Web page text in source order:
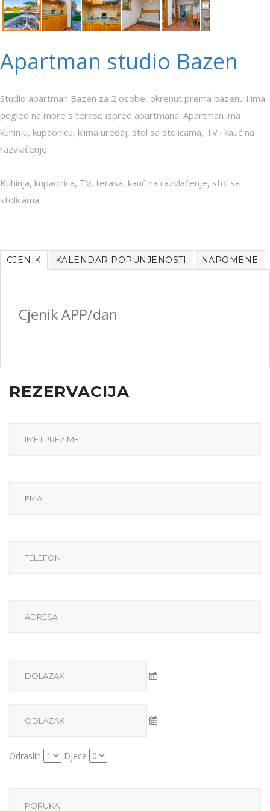
Apartman studio Bazen
Studio apartman Bazen za 2 osobe, okrenut prema bazenu i ima
pogled na more s terase ispred apartmana. Apartman ima
kuhinju, kupaonicu, klima uređaj, stol sa stolicama, TV i kauč na
razvlačenje.
Kuhinja, kupaonica, TV, terasa, kauč na razvlačenje, stol sa
stolicama
CJENIK KALENDAR POPUNJENOSTI NAPOMENE
Cjenik APP/dan
REZERVACIJA
Odraslih Djece